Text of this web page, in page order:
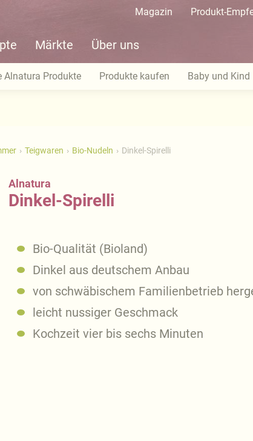
Magazin Produkt-
Märkte Über uns
Alnatura Produkte Produkte kaufen Baby und Kind
Teigwaren Bio-Nudeln Dinkel-Spirelli
Alnatura
Dinkel-Spirelli
Bio-Qualität (Bioland)
Dinkel aus deutschem Anbau
von schwäbischem Familienbetrieb
leicht nussiger Geschmack
Kochzeit vier bis sechs Minuten